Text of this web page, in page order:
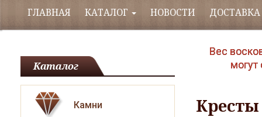
ГЛАВНАЯ КАТАЛОГ НОВОСТИ
Вес
могут
Кресты
Каталог
Камни